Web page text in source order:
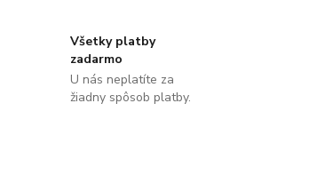
Všetky platby
zadarmo
U nás neplatíte za
žiadny spôsob platby.